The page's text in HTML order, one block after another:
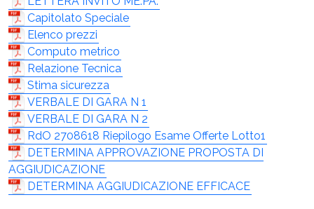
Capitolato Speciale
Elenco prezzi
Computo metrico
Relazione Tecnica
Stima sicurezza
VERBALE DI GARA N 1
VERBALE DI GARA N 2
RdO 2708618 Riepilogo Esame Offerte Lotto1
DETERMINA APPROVAZIONE PROPOSTA DI
AGGIUDICAZIONE
DETERMINA AGGIUDICAZIONE EFFICACE